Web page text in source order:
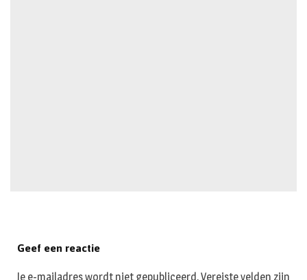
Geef een reactie
Je e-mailadres wordt niet gepubliceerd.Vereiste velden zijn